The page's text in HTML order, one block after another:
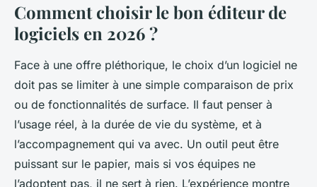
Comment choisir le bon éditeur de
logiciels en 2026 ?
Face à une offre pléthorique, le choix d’un logiciel ne
doit pas se limiter à une simple comparaison de prix
ou de fonctionnalités de surface. Il faut penser à
l’usage réel, à la durée de vie du système, et à
l’accompagnement qui va avec. Un outil peut être
puissant sur le papier, mais si vos équipes ne
l’adoptent pas, il ne sert à rien. L’expérience montre